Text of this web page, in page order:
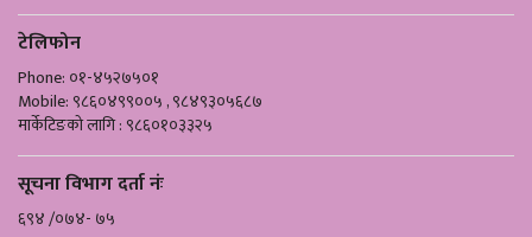
टेलिफोन
Phone: ०१-४५२७५०१
Mobile: ९८६०४९९००५ , ९८४९३०५६८७
मार्केटिङको लागि : ९८६०१०३३२५
सूचना विभाग दर्ता नंः
६९४ /०७४- ७५